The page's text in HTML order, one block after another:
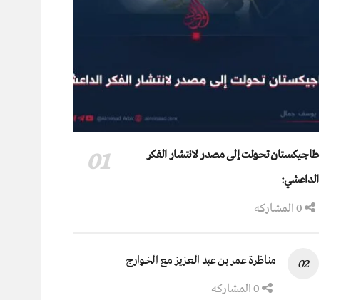
طاجيكستان تحولت إلى مصدر لانتشار الفكر
الداعشي:
مناظرة عمر بن عبد العزيز مع الخوارج